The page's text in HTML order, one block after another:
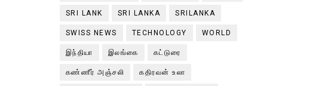
SRI LANK SRI LANKA SRILANKA
SWISS NEWS TECHNOLOGY WORLD
இந்தியா இலங்கை கட்டுரை
கண்ணீர் அஞ்சலி கதிரவன் உலா